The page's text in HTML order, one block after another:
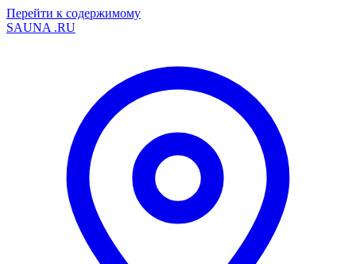
Перейти к содержимому
SAUNA .RU